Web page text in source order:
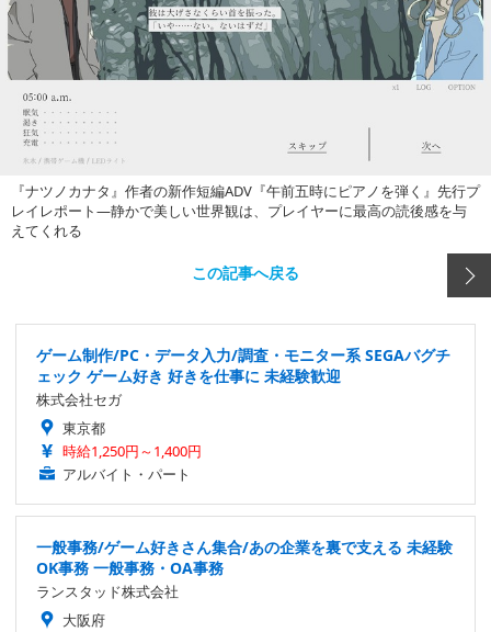
『ナツノカナタ』作者の新作短編ADV『午前五時にピアノを弾く』先行プ
レイレポート―静かで美しい世界観は、プレイヤーに最高の読後感を与
えてくれる
この記事へ戻る
ゲーム制作/PC・データ入力/調査・モニター系 SEGAバグチ
ェック ゲーム好き 好きを仕事に 未経験歓迎
株式会社セガ
東京都
時給1,250円～1,400円
アルバイト・パート
一般事務/ゲーム好きさん集合/あの企業を裏で支える 未経験
OK事務 一般事務・OA事務
ランスタッド株式会社
大阪府